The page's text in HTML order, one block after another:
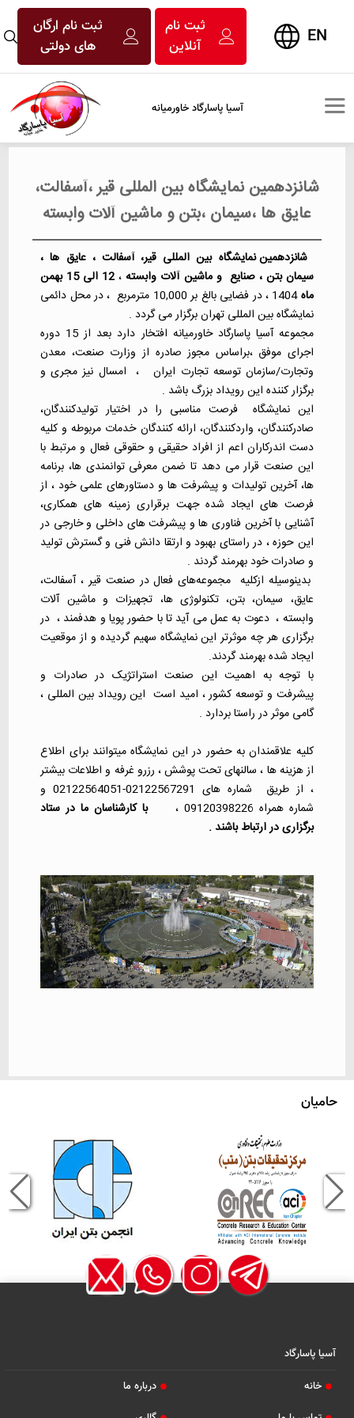
EN
ثبت نام
آنلاین
ثبت نام ارگان
های دولتی
آسیا پاسارگاد خاورمیانه
شانزدهمین نمایشگاه بین المللی قیر ،آسفالت،
عایق ها ،سیمان ،بتن و ماشین آلات وابسته
شانزدهمین نمایشگاه بین المللی قیر، آسفالت ، عایق ها ،
سیمان بتن ، صنایع و ماشین آلات وابسته،
12 الی 15 بهمن
ماه
1404 ، در فضایی بالغ بر 10,000 مترمربع ، در محل دائمی
نمایشگاه بین المللی تهران برگزار می گردد .
مجموعه آسیا پاسارگاد خاورمیانه افتخار دارد بعد از 15 دوره
اجرای موفق ،براساس مجوز صادره از وزارت صنعت، معدن
وتجارت/سازمان توسعه تجارت ایران ، امسال نیز مجری و
برگزار کننده این رویداد بزرگ باشد .
این نمایشگاه فرصت مناسبی را در اختیار تولیدکنندگان،
صادرکنندگان، واردکنندگان، ارائه کنندگان خدمات مربوطه و کلیه
دست اندرکاران اعم از افراد حقیقی و حقوقی فعال و مرتبط با
این صنعت قرار می دهد تا ضمن معرفی توانمندی ها، برنامه
ها، آخرین تولیدات و پیشرفت ها و دستاورهای علمی خود ، از
فرصت های ایجاد شده جهت برقراری زمینه های همکاری،
آشنایی با آخرین فناوری ها و پیشرفت های داخلی و خارجی در
این حوزه ، در راستای بهبود و ارتقا دانش فنی و گسترش تولید
و صادرات خود بهرمند گردند .
بدینوسیله ازکلیه مجموعه‌های فعال در صنعت قیر ، آسفالت،
عایق، سیمان، بتن، تکنولوژی ها، تجهیزات و ماشین آلات
وابسته ، دعوت به عمل می آید تا با حضور پویا و هدفمند ، در
برگزاری هر چه موثرتر این نمایشگاه سهیم گردیده و از موقعیت
ایجاد شده بهرمند گردند.
با توجه به اهمیت این صنعت استراتژیک در صادرات و
پیشرفت و توسعه کشور ، امید است این رویداد بین المللی ،
گامی موثر در راستا بردارد .
کلیه علاقمندان به حضور در این نمایشگاه میتوانند برای اطلاع
از هزینه ها ، سالنهای تحت پوشش ، رزرو غرفه و اطلاعات بیشتر
، از طریق شماره های 02122567291-02122564051 و
شماره همراه 09120398226 ،
با کارشناسان ما در ستاد
برگزاری در ارتباط باشند .
حامیان
آسیا پاسارگاد
خانه
درباره ما